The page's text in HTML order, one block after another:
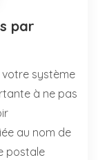
par
système
à ne pas
au nom de
postale